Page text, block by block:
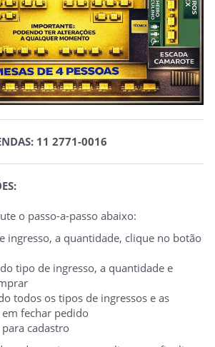
11 2771-0016
o passo-a-passo abaixo:
ingresso, a quantidade, clique no botão
tipo de ingresso, a quantidade e
todos os tipos de ingressos e as
fechar pedido
cadastro